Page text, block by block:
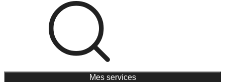
Mes services